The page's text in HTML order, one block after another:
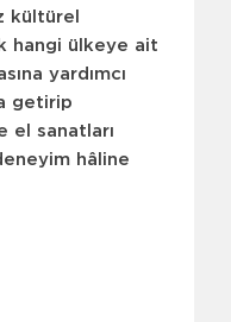
kültürel
hangi ülkeye ait
yardımcı
getirip
el sanatları
hâline